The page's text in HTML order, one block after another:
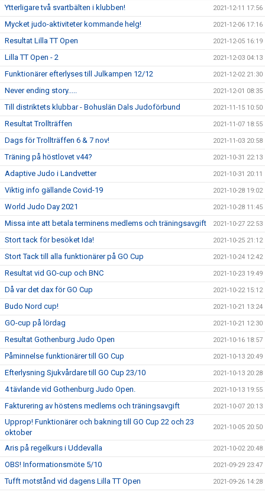
Ytterligare två svartbälten i klubben! 2021-12-11 17:56
Mycket judo-aktiviteter kommande helg! 2021-12-06 17:16
Resultat Lilla TT Open 2021-12-05 16:19
Lilla TT Open - 2 2021-12-03 04:13
Funktionärer efterlyses till Julkampen 12/12 2021-12-02 21:30
Never ending story..... 2021-12-01 08:35
Till distriktets klubbar - Bohuslän Dals Judoförbund 2021-11-15 10:50
Resultat Trollträffen 2021-11-07 18:55
Dags för Trollträffen 6 & 7 nov! 2021-11-03 20:58
Träning på höstlovet v44? 2021-10-31 22:13
Adaptive Judo i Landvetter 2021-10-31 20:11
Viktig info gällande Covid-19 2021-10-28 19:02
World Judo Day 2021 2021-10-28 11:45
Missa inte att betala terminens medlems och träningsavgift 2021-10-27 22:53
Stort tack för besöket Ida! 2021-10-25 21:12
Stort Tack till alla funktionärer på GO Cup 2021-10-24 12:42
Resultat vid GO-cup och BNC 2021-10-23 19:49
Då var det dax för GO Cup 2021-10-22 15:12
Budo Nord cup! 2021-10-21 13:24
GO-cup på lördag 2021-10-21 12:30
Resultat Gothenburg Judo Open 2021-10-16 18:57
Påminnelse funktionärer till GO Cup 2021-10-13 20:49
Efterlysning Sjukvårdare till GO Cup 23/10 2021-10-13 20:28
4 tävlande vid Gothenburg Judo Open. 2021-10-13 19:55
Fakturering av höstens medlems och träningsavgift 2021-10-07 20:13
Upprop! Funktionärer och bakning till GO Cup 22 och 23
oktober
2021-10-05 20:50
Aris på regelkurs i Uddevalla 2021-10-02 20:48
OBS! Informationsmöte 5/10 2021-09-29 23:47
Tufft motstånd vid dagens Lilla TT Open 2021-09-26 14:28